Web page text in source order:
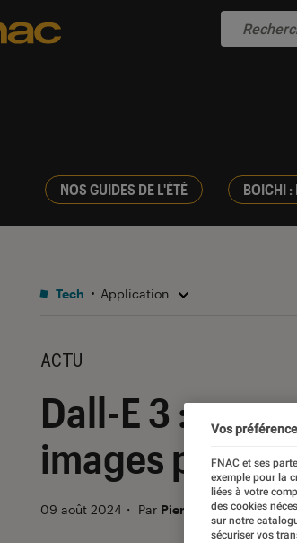
NOS GUIDES DE L'ÉTÉ BOICHI :
Tech Application
ACTU
Dall-E 3 :
images par
09 août 2024 ・ Par Pierre Crochart
Vos
FNAC et ses
exemple pour la
liées à votre
des cookies
sur notre
sécuriser vos